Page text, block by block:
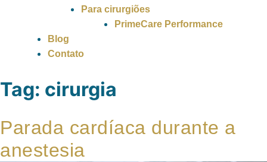
Para cirurgiões
PrimeCare Performance
Blog
Contato
Tag: cirurgia
Parada cardíaca durante a
anestesia